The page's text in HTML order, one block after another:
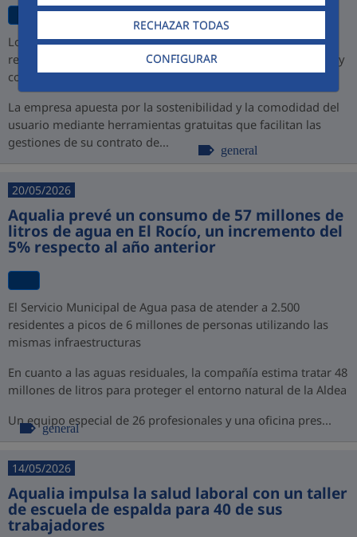
RECHAZAR TODAS
CONFIGURAR
Los nuevos canales permiten a los ciudadanos de Jerez
realizar todos sus trámites sin esperas, sin desplazamientos y
con disponibilidad total las 24 horas los 365 días del año
La empresa apuesta por la sostenibilidad y la comodidad del
usuario mediante herramientas gratuitas que facilitan las
gestiones de su contrato de...
general
20/05/2026
Aqualia prevé un consumo de 57 millones de
litros de agua en El Rocío, un incremento del
5% respecto al año anterior
El Servicio Municipal de Agua pasa de atender a 2.500
residentes a picos de 6 millones de personas utilizando las
mismas infraestructuras
En cuanto a las aguas residuales, la compañía estima tratar 48
millones de litros para proteger el entorno natural de la Aldea
Un equipo especial de 26 profesionales y una oficina pres...
general
14/05/2026
Aqualia impulsa la salud laboral con un taller
de escuela de espalda para 40 de sus
trabajadores